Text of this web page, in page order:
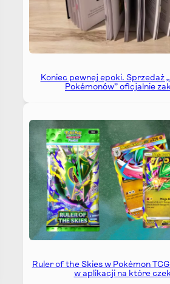
Koniec pewnej epoki. Sprzedaż
Pokémonów” oficjalnie
Ruler of the Skies w Pokémon
w aplikacji na które